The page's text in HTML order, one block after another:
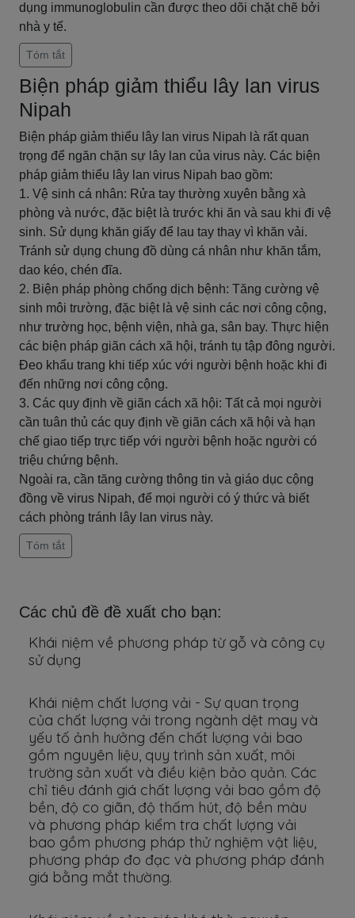
dụng immunoglobulin cần được theo dõi chặt chẽ bởi
nhà y tế.
Tóm tắt
Biện pháp giảm thiểu lây lan virus
Nipah
Biện pháp giảm thiểu lây lan virus Nipah là rất quan
trọng để ngăn chặn sự lây lan của virus này. Các biện
pháp giảm thiểu lây lan virus Nipah bao gồm:
1. Vệ sinh cá nhân: Rửa tay thường xuyên bằng xà
phòng và nước, đặc biệt là trước khi ăn và sau khi đi vệ
sinh. Sử dụng khăn giấy để lau tay thay vì khăn vải.
Tránh sử dụng chung đồ dùng cá nhân như khăn tắm,
dao kéo, chén đĩa.
2. Biện pháp phòng chống dịch bệnh: Tăng cường vệ
sinh môi trường, đặc biệt là vệ sinh các nơi công cộng,
như trường học, bệnh viện, nhà ga, sân bay. Thực hiện
các biện pháp giãn cách xã hội, tránh tụ tập đông người.
Đeo khẩu trang khi tiếp xúc với người bệnh hoặc khi đi
đến những nơi công cộng.
3. Các quy định về giãn cách xã hội: Tất cả mọi người
cần tuân thủ các quy định về giãn cách xã hội và hạn
chế giao tiếp trực tiếp với người bệnh hoặc người có
triệu chứng bệnh.
Ngoài ra, cần tăng cường thông tin và giáo dục cộng
đồng về virus Nipah, để mọi người có ý thức và biết
cách phòng tránh lây lan virus này.
Tóm tắt
Các chủ đề đề xuất cho bạn:
Khái niệm về phương pháp từ gỗ và công cụ
sử dụng
Khái niệm chất lượng vải - Sự quan trọng
của chất lượng vải trong ngành dệt may và
yếu tố ảnh hưởng đến chất lượng vải bao
gồm nguyên liệu, quy trình sản xuất, môi
trường sản xuất và điều kiện bảo quản. Các
chỉ tiêu đánh giá chất lượng vải bao gồm độ
bền, độ co giãn, độ thấm hút, độ bền màu
và phương pháp kiểm tra chất lượng vải
bao gồm phương pháp thử nghiệm vật liệu,
phương pháp đo đạc và phương pháp đánh
giá bằng mắt thường.